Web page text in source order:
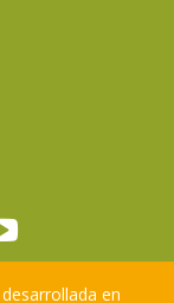
en